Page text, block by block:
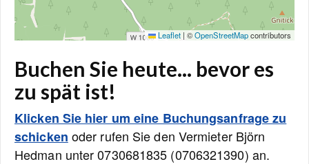
Leaflet | ©OpenStreetMapcontributors
Buchen Sie heute... bevor es
zu spät ist!
Klicken Sie hier um eine Buchungsanfrage zu
schicken oder rufen Sie den Vermieter Björn
Hedman unter 0730681835 (0706321390) an.